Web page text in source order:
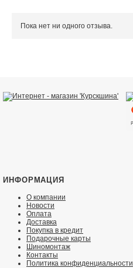
Достоинства
Пока нет ни одного отзыва.
ИНФОРМАЦИЯ
О компании
Новости
Оплата
Доставка
Покупка в кредит
Подарочные карты
Шиномонтаж
Контакты
Политика конфиденциальности